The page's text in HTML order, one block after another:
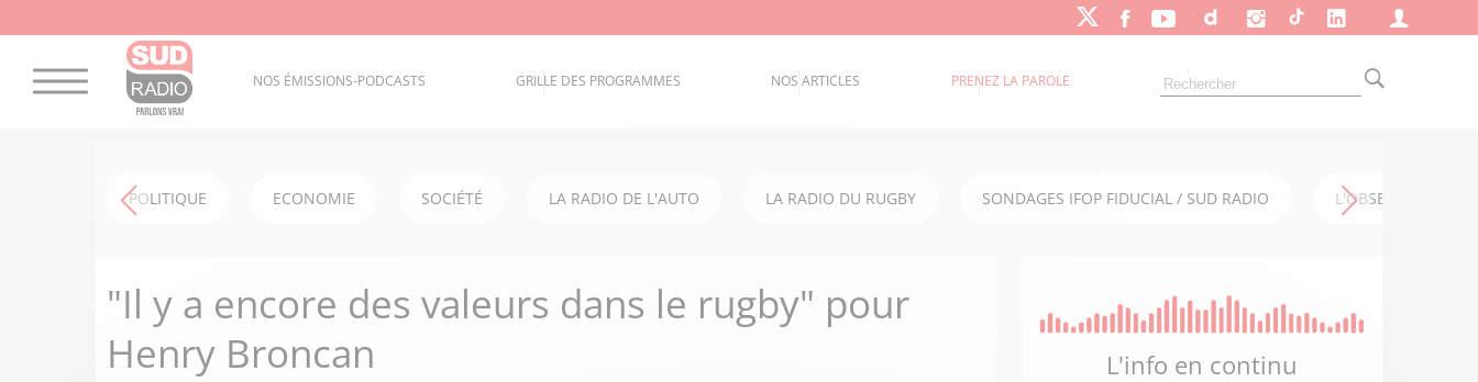
NOS ÉMISSIONS-PODCASTS GRILLE DES PROGRAMMES NOS ARTICLES PRENEZ LA PAROLE
POLITIQUE ECONOMIE SOCIÉTÉ LA RADIO DE L'AUTO LA RADIO DU RUGBY SONDAGES IFOP FIDUCIAL / SUD RADIO L'OBSERVATOIRE
"Il y a encore des valeurs dans le rugby" pour
Henry Broncan
L'info en continu